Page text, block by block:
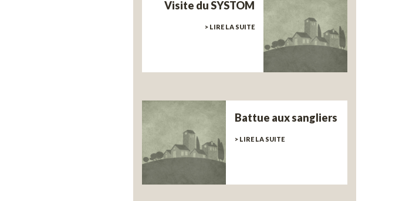
Visite du SYSTOM
> LIRE LA SUITE
Battue aux sangliers
> LIRE LA SUITE